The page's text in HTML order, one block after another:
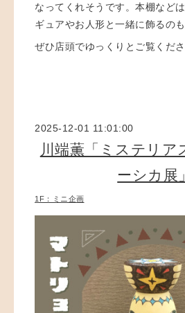
なってくれそうです。本棚など
ギュアやお人形と一緒に飾るの
ぜひ店頭でゆっくりとご覧くださ
2025-12-01 11:01:00
川端薫「ミステリア
ーシカ展」
1F：ミニ企画